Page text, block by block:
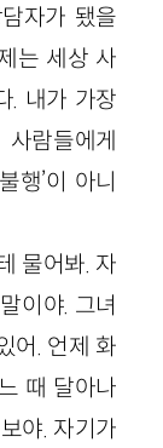
자가 됐을
는 세상 사
. 내가 가장
람들에게
행’이 아니
물어봐. 자
이야. 그녀
어. 언제 화
때 달아나
야. 자기가